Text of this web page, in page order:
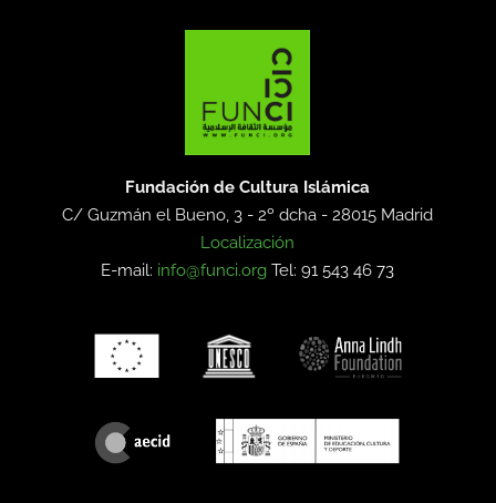
Fundación de Cultura Islámica
C/ Guzmán el Bueno, 3 - 2º dcha -28015 Madrid
Localización
E-mail: info@funci.org Tel: 91 543 46 73